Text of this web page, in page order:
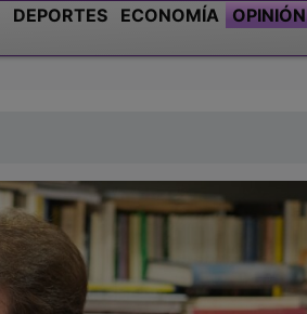
DEPORTES ECONOMÍA OPINIÓN